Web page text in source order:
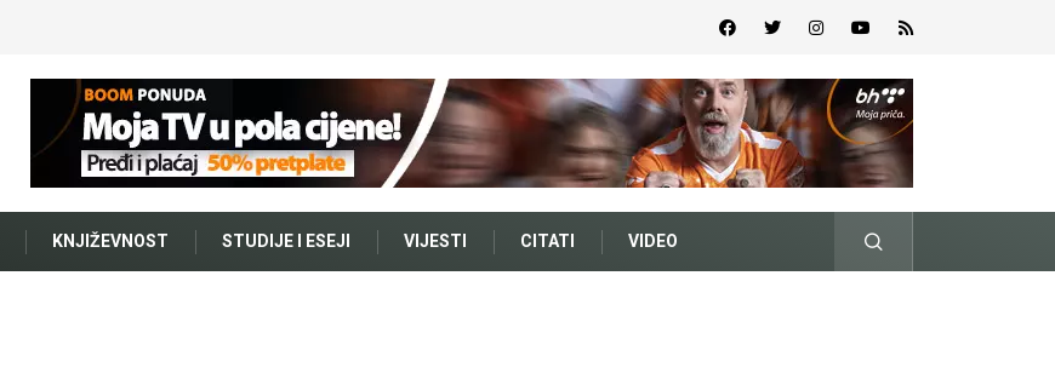
KNJIŽEVNOST STUDIJE I ESEJI VIJESTI CITATI VIDEO